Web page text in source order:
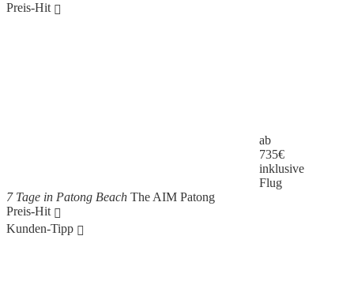
Preis-Hit
ab
735€
inklusive
Flug
7 Tage in Patong Beach The AIM Patong
Preis-Hit
Kunden-Tipp